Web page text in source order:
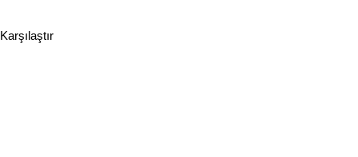
Karşılaştır